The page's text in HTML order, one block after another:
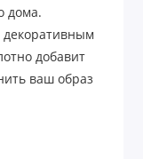
дома.
добавит
ваш образ